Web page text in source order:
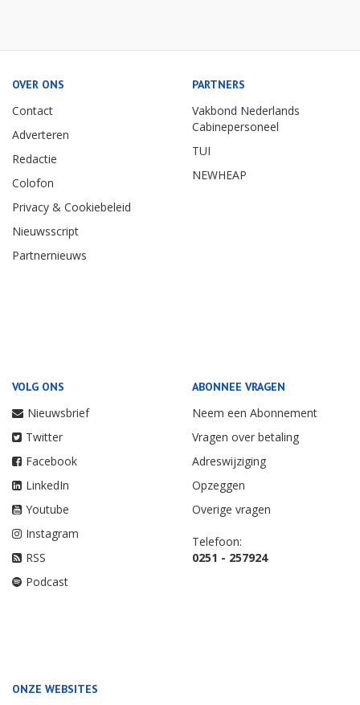
OVER ONS
Contact
Adverteren
Redactie
Colofon
Privacy & Cookiebeleid
Nieuwsscript
Partnernieuws
PARTNERS
Vakbond Nederlands
Cabinepersoneel
TUI
NEWHEAP
VOLG ONS
Nieuwsbrief
Twitter
Facebook
LinkedIn
Youtube
Instagram
RSS
Podcast
ABONNEE VRAGEN
Neem een Abonnement
Vragen over betaling
Adreswijziging
Opzeggen
Overige vragen
Telefoon:
0251 - 257924
ONZE WEBSITES